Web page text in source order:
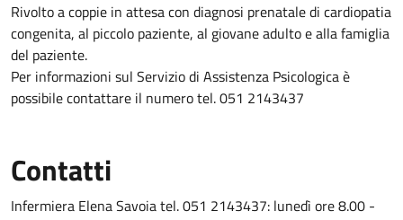
Rivolto a coppie in attesa con diagnosi prenatale di cardiopatia
congenita, al piccolo paziente, al giovane adulto e alla famiglia
del paziente.
Per informazioni sul Servizio di Assistenza Psicologica è
possibile contattare il numero tel. 051 2143437
Contatti
Infermiera Elena Savoia tel. 051 2143437: lunedì ore 8.00 -